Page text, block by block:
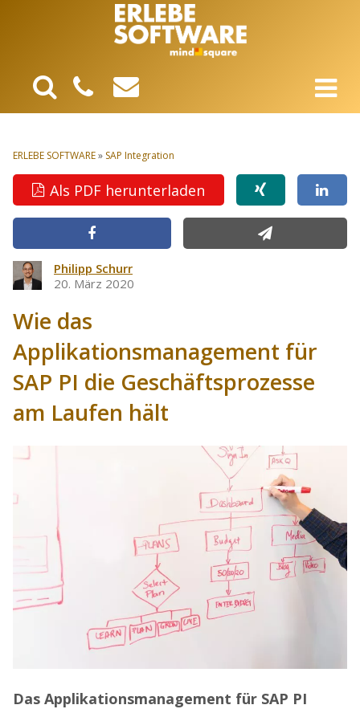
ERLEBE SOFTWARE» SAP Integration
Als PDF herunterladen
Philipp Schurr
20. März 2020
Wie das
Applikationsmanagement für
SAP PI die Geschäftsprozesse
am Laufen hält
Das Applikationsmanagement für SAP PI